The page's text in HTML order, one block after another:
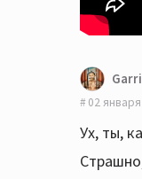
02
Ух, ты,